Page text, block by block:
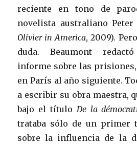
reciente en tono de
novelista australiano Peter
Olivier in America, 2009).
duda. Beaumont
informe sobre las
en París al año siguiente.
a escribir su obra maestra,
bajo el título De la
trataba sólo de un primer
sobre la influencia de la